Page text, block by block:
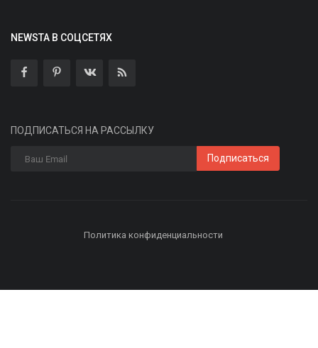
NEWSTA В СОЦСЕТЯХ
ПОДПИСАТЬСЯ НА РАССЫЛКУ
Подписаться
Политика конфиденциальности